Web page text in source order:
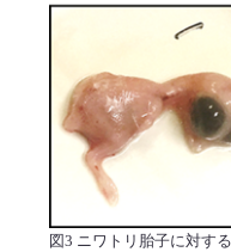
図3 ニワトリ胎子に対す